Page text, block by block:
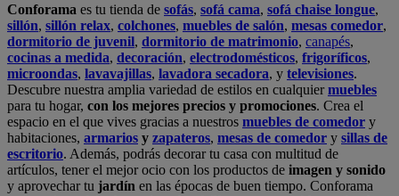
Conforama es tu tienda de sofás, sofá cama, sofá chaise longue,
sillón, sillón relax, colchones, muebles de salón, mesas comedor,
dormitorio de juvenil, dormitorio de matrimonio, canapés,
cocinas a medida, decoración, electrodomésticos, frigoríficos,
microondas, lavavajillas, lavadora secadora, y televisiones.
Descubre nuestra amplia variedad de estilos en cualquiermuebles
para tu hogar, con los mejores precios y promociones. Crea el
espacio en el que vives gracias a nuestros muebles de comedor y
habitaciones, armarios y zapateros, mesas de comedor y sillas de
escritorio. Además, podrás decorar tu casa con multitud de
artículos, tener el mejor ocio con los productos de imagen y sonido
y aprovechar tu jardín en las épocas de buen tiempo. Conforama